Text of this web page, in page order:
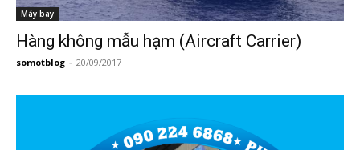
Máy bay
Hàng không mẫu hạm (Aircraft Carrier)
somotblog - 20/09/2017